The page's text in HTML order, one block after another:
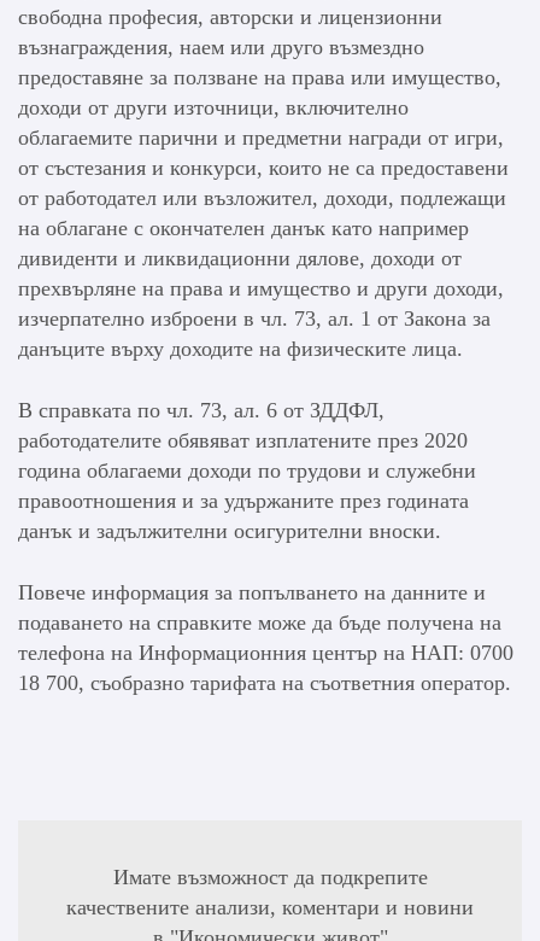
свободна професия, авторски и лицензионни
възнаграждения, наем или друго възмездно
предоставяне за ползване на права или имущество,
доходи от други източници, включително
облагаемите парични и предметни награди от игри,
от състезания и конкурси, които не са предоставени
от работодател или възложител, доходи, подлежащи
на облагане с окончателен данък като например
дивиденти и ликвидационни дялове, доходи от
прехвърляне на права и имущество и други доходи,
изчерпателно изброени в чл. 73, ал. 1 от Закона за
данъците върху доходите на физическите лица.
В справката по чл. 73, ал. 6 от ЗДДФЛ,
работодателите обявяват изплатените през 2020
година облагаеми доходи по трудови и служебни
правоотношения и за удържаните през годината
данък и задължителни осигурителни вноски.
Повече информация за попълването на данните и
подаването на справките може да бъде получена на
телефона на Информационния център на НАП: 0700
18 700, съобразно тарифата на съответния оператор.
Имате възможност да подкрепите
качествените анализи, коментари и новини